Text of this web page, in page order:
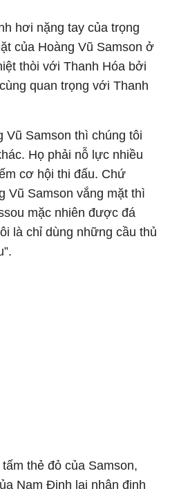
hơi nặng tay của trọng
của Hoàng Vũ Samson ở
thòi với Thanh Hóa bởi
quan trọng với Thanh
Vũ Samson thì chúng tôi
Họ phải nỗ lực nhiều
cơ hội thi đấu. Chứ
Vũ Samson vắng mặt thì
mặc nhiên được đá
là chỉ dùng những cầu thủ
thẻ đỏ của Samson,
Nam Định lại nhận định